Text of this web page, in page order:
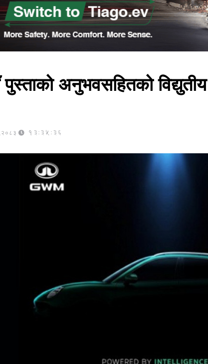
पुस्ताको अनुभवसहितको
13:35:36